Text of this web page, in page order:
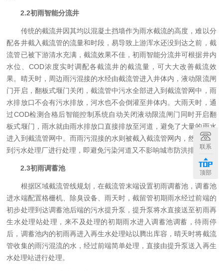
2.2初雨智能分流井
传统的截流井因其均以混凝土挡墙作为雨水截流的高度，难以分
配各井截入截流管的流量和时段，易导致上游浑水还没到达之前，截
流管已被下游清水充满，截流效果不佳，初雨智能分流井可根据井内
水位、COD浓度实时调配各截流井的截流量，可大大改善截流效
果。晴天时，周边雨污混接的水经由截流管进入井体内，液动限流闸
门开启，翻板式堰门关闭，截流管中污水全部进入到截流管网中，雨
水排放口不会有污水排放，河水也不会倒灌至井体内。大雨天时，通
过COD检测合格后智能控制系统自动关闭液动限流闸门同时开启翻
板式堰门，雨水就由雨水排放口直接排放至河道，避免了大量的雨水
进入到截流管网中。而雨污混接的水则被截入截流管网内，然后输送
到污水处理厂进行处理，即避免污染河道又不影响城市防洪排涝。
2.3初雨调蓄池
根据区域截流管线规划，在截流管末端设置初雨调蓄池，调蓄池
进水端配置格栅机、除臭设备、雨天时，截留管初期雨水经过前端的
初步处理到达调蓄池后端的污水提升泵，提升泵将水直接送至初雨再
生水处理站处理，来不及处理的初期雨水进入调蓄池调蓄，待雨停
后，调蓄池内的初雨再进入再生水处理站以腾出库容，晴天时将截流
管收集的雨污混流的水，经过前端简单处理，直接由提升泵送入再生
水处理站进行处理。
联系
顶部